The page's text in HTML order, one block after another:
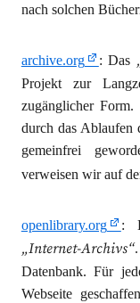
nach solchen
archive.org : Das
Projekt zur
zugänglicher
durch das Ablaufen
gemeinfrei
verweisen wir auf
openlibrary.org :
„Internet-Archivs“
Datenbank. Für
Webseite